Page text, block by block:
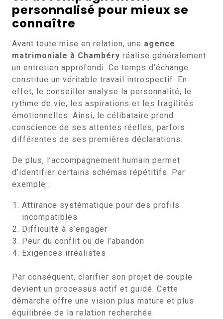
personnalisé pour mieux se
connaître
Avant toute mise en relation, une agence
matrimoniale à Chambéry réalise généralement
un entretien approfondi. Ce temps d’échange
constitue un véritable travail introspectif. En
effet, le conseiller analyse la personnalité, le
rythme de vie, les aspirations et les fragilités
émotionnelles. Ainsi, le célibataire prend
conscience de ses attentes réelles, parfois
différentes de ses premières déclarations.
De plus, l’accompagnement humain permet
d’identifier certains schémas répétitifs. Par
exemple :
Attirance systématique pour des profils
incompatibles
Difficulté à s’engager
Peur du conflit ou de l’abandon
Exigences irréalistes
Par conséquent, clarifier son projet de couple
devient un processus actif et guidé. Cette
démarche offre une vision plus mature et plus
équilibrée de la relation recherchée.